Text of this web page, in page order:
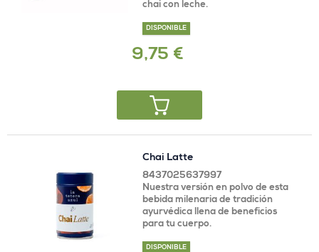
chai con leche.
DISPONIBLE
9,75 €
Chai Latte
8437025637997
Nuestra versión en polvo de esta
bebida milenaria de tradición
ayurvédica llena de beneficios
para tu cuerpo.
DISPONIBLE